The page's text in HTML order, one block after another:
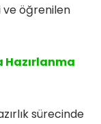
öğrenilen
Hazırlanma
sürecinde